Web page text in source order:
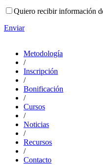
Quiero recibir información
Enviar
Metodología
/
Inscripción
/
Bonificación
/
Cursos
/
Noticias
/
Recursos
/
Contacto